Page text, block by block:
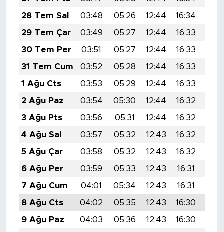
28 Tem Sal
03:48 05:26 12:44 16:34
29 Tem Çar
03:49 05:27 12:44 16:33
30 Tem Per
03:51 05:27 12:44 16:33
31 Tem Cum
03:52 05:28 12:44 16:33
1 Ağu Cts
03:53 05:29 12:44 16:33
2 Ağu Paz
03:54 05:30 12:44 16:32
3 Ağu Pts
03:56 05:31 12:44 16:32
4 Ağu Sal
03:57 05:32 12:43 16:32
5 Ağu Çar
03:58 05:32 12:43 16:32
6 Ağu Per
03:59 05:33 12:43 16:31
7 Ağu Cum
04:01 05:34 12:43 16:31
8 Ağu Cts
04:02 05:35 12:43 16:30
9 Ağu Paz
04:03 05:36 12:43 16:30